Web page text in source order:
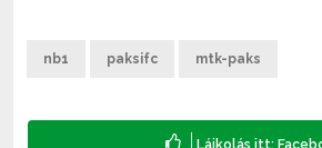
nb1 paksifc mtk-paks